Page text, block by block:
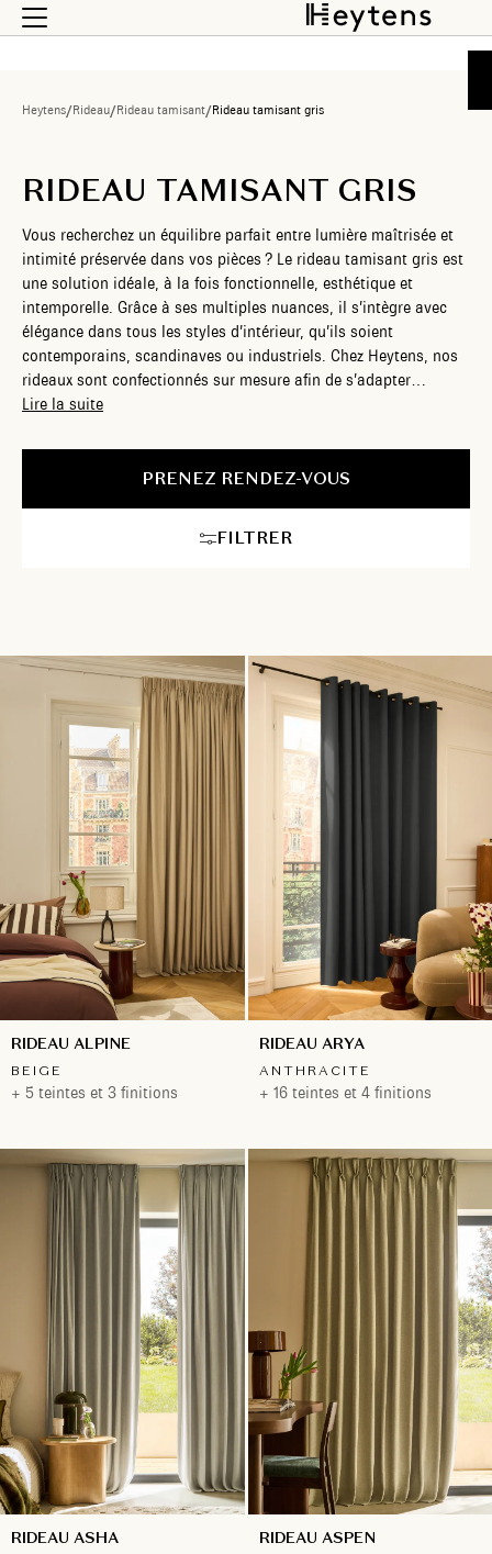
Heytens/Rideau/Rideau tamisant/Rideau tamisant gris
RIDEAU TAMISANT GRIS
Vous recherchez un équilibre parfait entre lumière maîtrisée et
intimité préservée dans vos pièces ? Le rideau tamisant gris est
une solution idéale, à la fois fonctionnelle, esthétique et
intemporelle. Grâce à ses multiples nuances, il s’intègre avec
élégance dans tous les styles d’intérieur, qu’ils soient
contemporains, scandinaves ou industriels. Chez Heytens, nos
rideaux sont confectionnés sur mesure afin de s’adapter
parfaitement à vos fenêtres, même aux ouvertures les plus
textures et de finitions pour un rendu totalement personnalisé.
Lire la suite
PRENEZ RENDEZ-VOUS
FILTRER
RIDEAU ALPINE
BEIGE
+ 5 teintes et 3 finitions
RIDEAU ARYA
ANTHRACITE
+ 16 teintes et 4 finitions
RIDEAU ASHA RIDEAU ASPEN